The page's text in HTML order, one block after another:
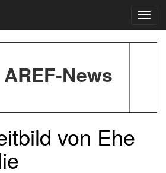
AREF-News
von Ehe